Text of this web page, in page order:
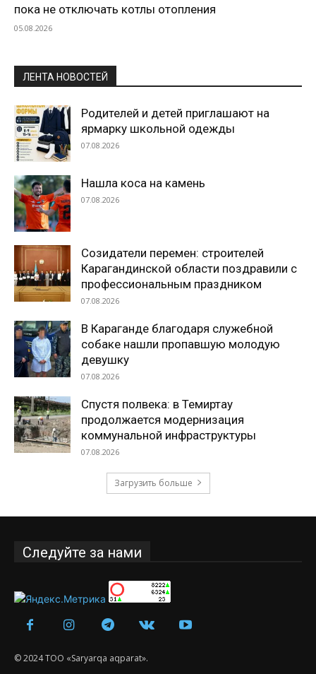
пока не отключать котлы отопления
05.08.2026
ЛЕНТА НОВОСТЕЙ
Родителей и детей приглашают на
ярмарку школьной одежды
07.08.2026
Нашла коса на камень
07.08.2026
Созидатели перемен: строителей
Карагандинской области поздравили с
профессиональным праздником
07.08.2026
В Караганде благодаря служебной
собаке нашли пропавшую молодую
девушку
07.08.2026
Спустя полвека: в Темиртау
продолжается модернизация
коммунальной инфраструктуры
07.08.2026
Загрузить больше
Следуйте за нами
© 2024 ТОО «Saryarqa aqparat».